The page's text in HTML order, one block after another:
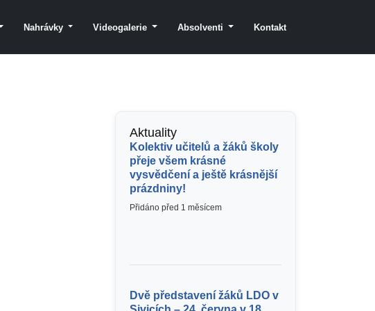
Nahrávky Videogalerie Absolventi Kontakt
Aktuality
Kolektiv učitelů a žáků školy
přeje všem krásné
vysvědčení a ještě krásnější
prázdniny!
Přidáno před 1 měsícem
Dvě představení žáků LDO v